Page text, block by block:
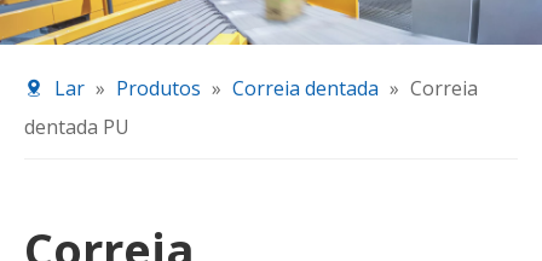
Lar » Produtos » Correia dentada » Correia
dentada PU